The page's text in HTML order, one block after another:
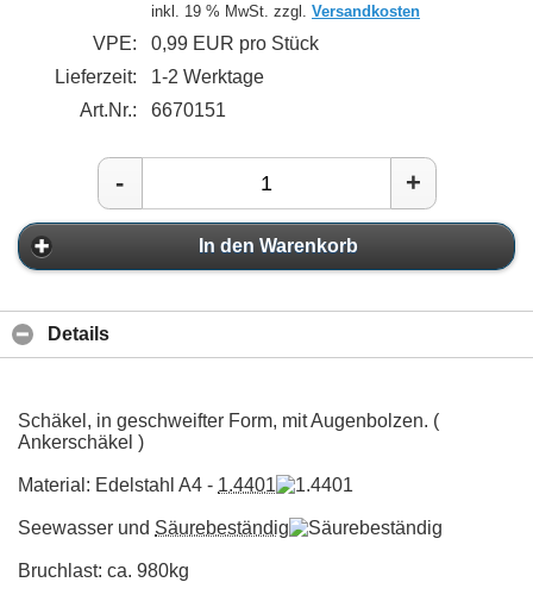
inkl. 19 % MwSt. zzgl. Versandkosten
VPE:
0,99 EUR pro Stück
Lieferzeit:
1-2 Werktage
Art.Nr.:
6670151
- +
In den Warenkorb
Details
Schäkel, in geschweifter Form, mit Augenbolzen. (
Ankerschäkel )
Material: Edelstahl A4 - 1.4401
Seewasser und Säurebeständig
Bruchlast: ca. 980kg